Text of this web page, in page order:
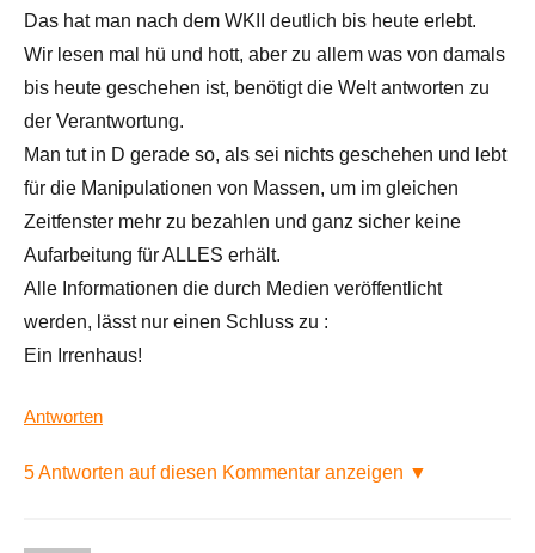
Das hat man nach dem WKII deutlich bis heute erlebt.
Wir lesen mal hü und hott, aber zu allem was von damals
bis heute geschehen ist, benötigt die Welt antworten zu
der Verantwortung.
Man tut in D gerade so, als sei nichts geschehen und lebt
für die Manipulationen von Massen, um im gleichen
Zeitfenster mehr zu bezahlen und ganz sicher keine
Aufarbeitung für ALLES erhält.
Alle Informationen die durch Medien veröffentlicht
werden, lässt nur einen Schluss zu :
Ein Irrenhaus!
Antworten
5 Antworten auf diesen Kommentar anzeigen ▼